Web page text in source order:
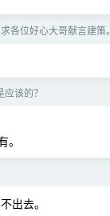
各位好心大哥献言建策。
该的？
出去。